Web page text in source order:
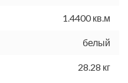
1.4400 кв.м
белый
28.28 кг